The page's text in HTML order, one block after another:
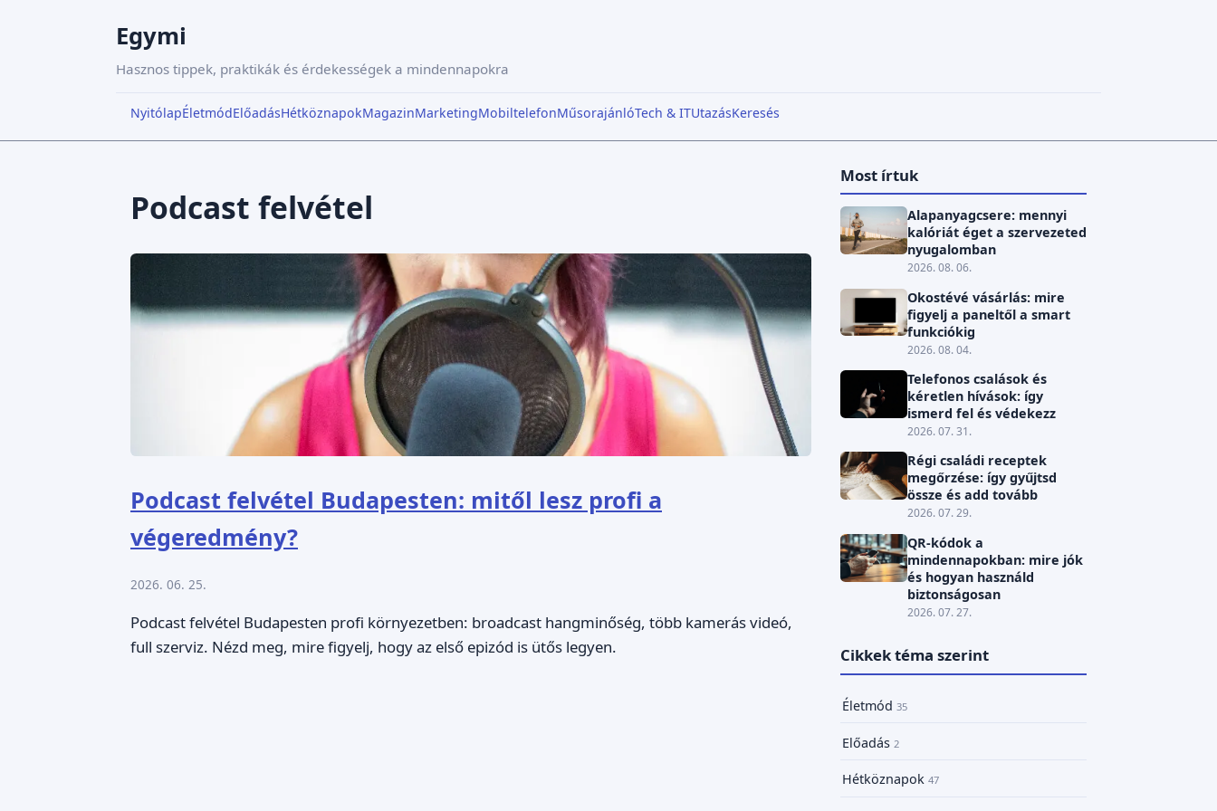
Egymi
Hasznos tippek, praktikák és érdekességek a mindennapokra
NyitólapÉletmódElőadásHétköznapokMagazinMarketingMobiltelefonMűsorajánlóTech & ITUtazásKeresés
Podcast felvétel
Podcast felvétel Budapesten: mitől lesz profi a
végeredmény?
2026. 06. 25.
Podcast felvétel Budapesten profi környezetben: broadcast hangminőség, több kamerás videó,
full szerviz. Nézd meg, mire figyelj, hogy az első epizód is ütős legyen.
Most írtuk
Alapanyagcsere: mennyi
kalóriát éget a szervezeted
nyugalomban
2026. 08. 06.
Okostévé vásárlás: mire
figyelj a paneltől a smart
funkciókig
2026. 08. 04.
Telefonos csalások és
kéretlen hívások: így
ismerd fel és védekezz
2026. 07. 31.
Régi családi receptek
megőrzése: így gyűjtsd
össze és add tovább
2026. 07. 29.
QR-kódok a
mindennapokban: mire jók
és hogyan használd
biztonságosan
2026. 07. 27.
Cikkek téma szerint
Életmód 35
Előadás 2
Hétköznapok 47